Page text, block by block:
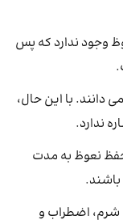
وجود ندارد که پس
با این حال،
ندارد.
حفظ نعوظ به مدت
باشند.
شرم، اضطراب و